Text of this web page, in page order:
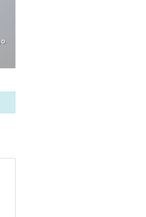
a finales de